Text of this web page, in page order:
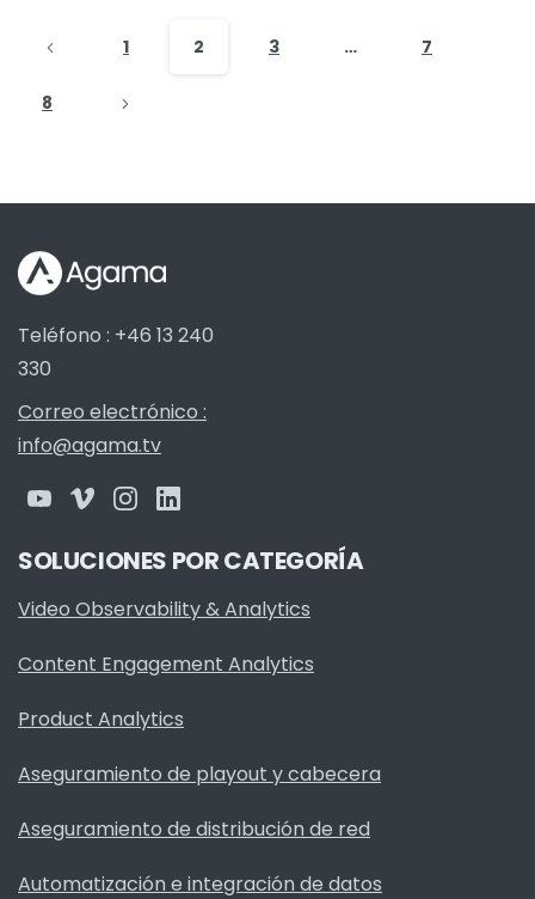
1 2 3 … 7
8
Teléfono : +46 13 240
330
Correo electrónico :
info@agama.tv
SOLUCIONES POR CATEGORÍA
Video Observability & Analytics
Content Engagement Analytics
Product Analytics
Aseguramiento de playout y cabecera
Aseguramiento de distribución de red
Automatización e integración de datos